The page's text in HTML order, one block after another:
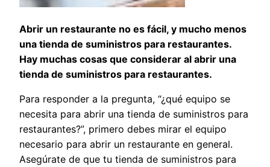
Abrir un restaurante no es fácil, y mucho menos
una tienda de suministros para restaurantes.
Hay muchas cosas que considerar al abrir una
tienda de suministros para restaurantes.
Para responder a la pregunta, “¿qué equipo se
necesita para abrir una tienda de suministros para
restaurantes?”, primero debes mirar el equipo
necesario para abrir un restaurante en general.
Asegúrate de que tu tienda de suministros para